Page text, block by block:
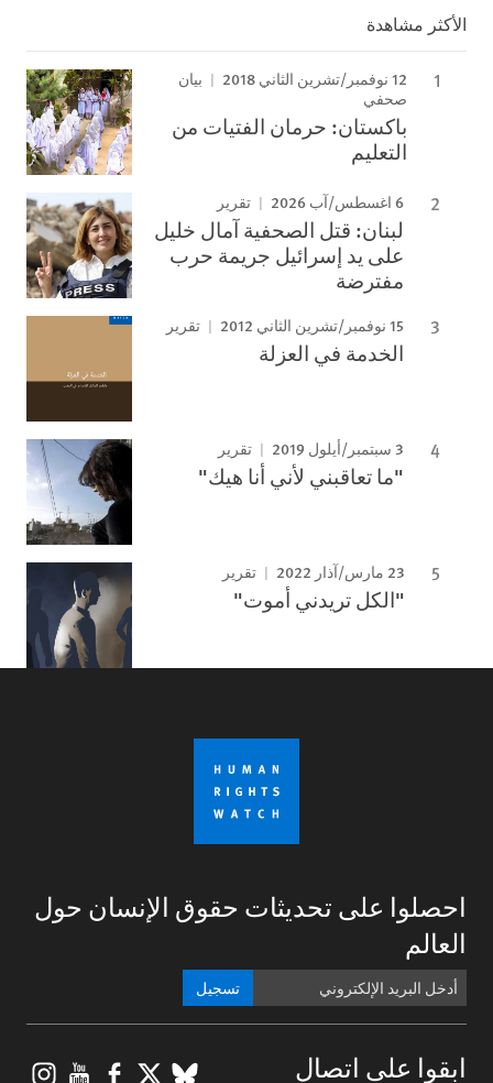
الأكثر مشاهدة
12 نوفمبر/تشرين الثاني 2018
بيان
صحفي
باكستان: حرمان الفتيات من
التعليم
6 اغسطس/آب 2026 تقرير
لبنان: قتل الصحفية آمال خليل
على يد إسرائيل جريمة حرب
مفترضة
15 نوفمبر/تشرين الثاني 2012 تقرير
الخدمة في العزلة
3 سبتمبر/أيلول 2019 تقرير
"ما تعاقبني لأني أنا هيك"
23 مارس/آذار 2022 تقرير
"الكل تريدني أموت"
احصلوا على تحديثات حقوق الإنسان حول
العالم
تسجيل
ابقوا على اتصال BlueSky
X